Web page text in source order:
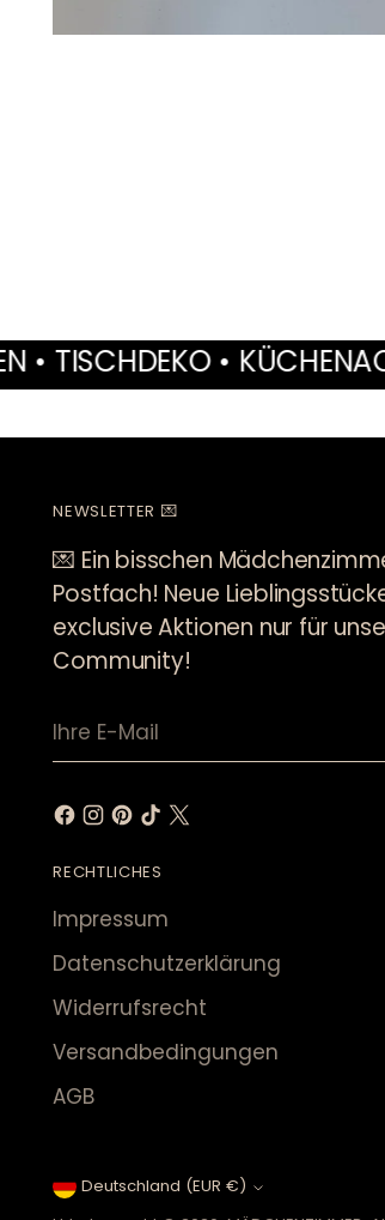
•
NEWSLETTER 💌
💌 Ein bisschen
Postfach! Neue
exclusive Aktionen nur für
Community!
E-
RECHTLICHES
Impressum
Datenschutzerklärung
Widerrufsrecht
Versandbedingungen
AGB
Währung
Deutschland (EUR €)